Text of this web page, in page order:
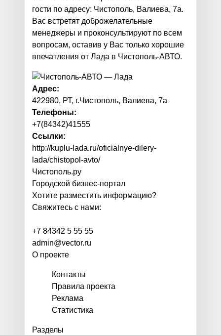
гости по адресу: Чистополь, Валиева, 7а.
Вас встретят доброжелательные
менеджеры и проконсультируют по всем
вопросам, оставив у Вас только хорошие
впечатления от Лада в Чистополь-АВТО.
Адрес:
422980, РТ, г.Чистополь, Валиева, 7а
Телефоны:
+7(84342)41555
Ссылки:
http://kuplu-lada.ru/oficialnye-dilery-
lada/chistopol-avto/
Чистополь.ру
Городской бизнес-портал
Хотите разместить информацию?
Свяжитесь с нами:
+7 84342 5 55 55
admin@vector.ru
О проекте
Контакты
Правила проекта
Реклама
Статистика
Разделы